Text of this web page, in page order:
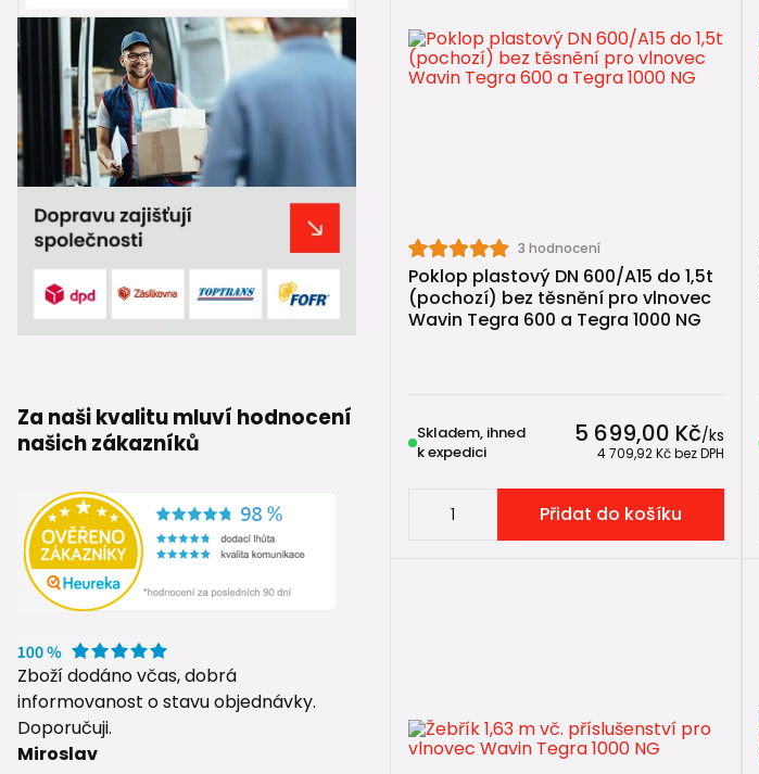
Za naši kvalitu mluví hodnocení
našich zákazníků
Zboží dodáno včas, dobrá
informovanost o stavu objednávky.
Doporučuji.
Miroslav
3 hodnocení
Poklop plastový DN 600/A15 do 1,5t
(pochozí) bez těsnění pro vlnovec
Wavin Tegra 600 a Tegra 1000 NG
5 699,00 Kč/ks
4 709,92 Kčbez DPH
Skladem, ihned
k expedici
Přidat do košíku